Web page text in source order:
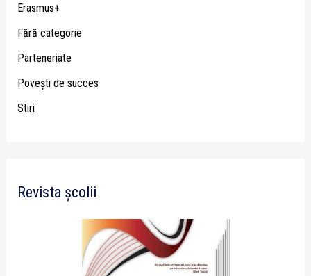
Erasmus+
Fără categorie
Parteneriate
Poveşti de succes
Stiri
Revista școlii